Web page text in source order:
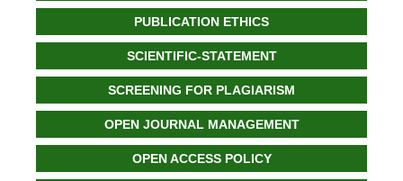
PUBLICATION ETHICS
SCIENTIFIC-STATEMENT
SCREENING FOR PLAGIARISM
OPEN JOURNAL MANAGEMENT
OPEN ACCESS POLICY